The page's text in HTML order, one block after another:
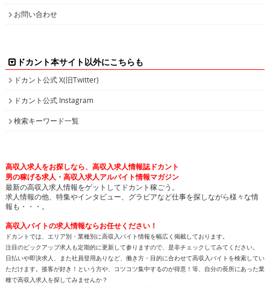
お問い合わせ
ドカント本サイト以外にこちらも
ドカント公式 X(旧Twitter)
ドカント公式 Instagram
検索キーワード一覧
高収入求人をお探しなら、高収入求人情報誌ドカント
男の稼げる求人・高収入求人アルバイト情報マガジン
最新の高収入求人情報をゲットしてドカント稼ごう。
求人情報の他、特集やインタビュー、グラビアなど仕事を探しながら様々な情
報も・・・。
高収入バイトの求人情報ならお任せください！
ドカントでは、エリア別・業種別に高収入バイト情報を幅広く掲載しております。
注目のピックアップ求人も定期的に更新して参りますので、是非チェックしてみてください。
日払いや即決求人、また社員登用ありなど、働き方・目的に合わせて高収入バイトを検索してい
ただけます。接客が好き！という方や、コツコツ集中するのが得意！等、自分の長所にあった業
種で高収入求人を探してみませんか？